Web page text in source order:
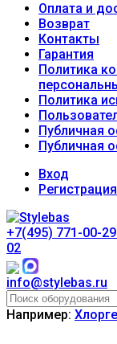
Оплата и
Возврат
Контакты
Гарантия
Политика
Политика
Публичная
Публичная
Вход
Регистрация
+7(495) 771-00-29
02
info@stylebas.ru
Например: